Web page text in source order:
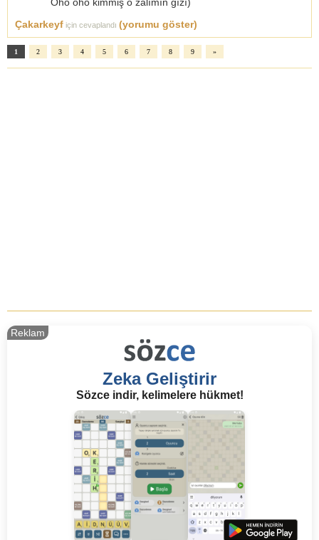
Çakarkeyf için cevaplandı (yorumu göster)
1 2 3 4 5 6 7 8 9 »
Zeka Geliştirir
Sözce indir, kelimelere hükmet!
Reklam